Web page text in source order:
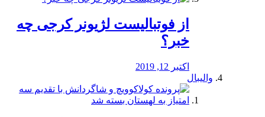
از فوتبالیست لژیونر کرجی چه
خبر؟
اکتبر 12, 2019
والیبال